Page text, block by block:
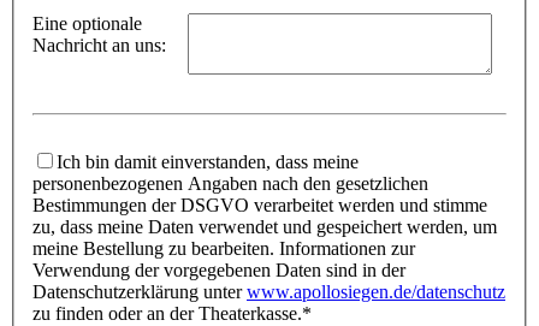
Eine optionale
Nachricht an uns:
Ich bin damit einverstanden, dass meine
personenbezogenen Angaben nach den gesetzlichen
Bestimmungen der DSGVO verarbeitet werden und stimme
zu, dass meine Daten verwendet und gespeichert werden, um
meine Bestellung zu bearbeiten. Informationen zur
Verwendung der vorgegebenen Daten sind in der
Datenschutzerklärung unterwww.apollosiegen.de/datenschutz
zu finden oder an der Theaterkasse.*